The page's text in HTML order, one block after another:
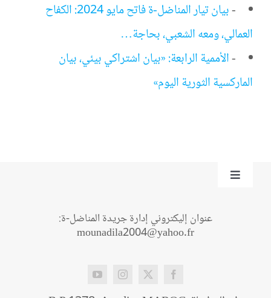
-
بيان تيار المناضل-ة فاتح مايو 2024: الكفاح
العمالي، ومعه الشعبي، بحاجة…
-الأممية الرابعة: «بيان اشتراكي بيئي، بيان
الماركسية الثورية اليوم»
Toggle
عنوان إليكتروني إدارة جريدة المناضل-ة:
mounadila2004@yahoo.fr